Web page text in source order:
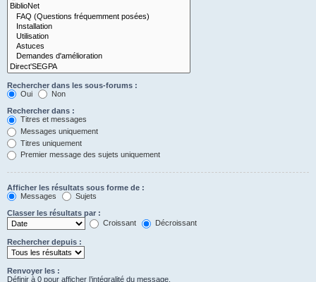
Rechercher dans les sous-forums :
Oui
Non
Rechercher dans :
Titres et messages
Messages uniquement
Titres uniquement
Premier message des sujets uniquement
Afficher les résultats sous forme de :
Messages
Sujets
Classer les résultats par :
Croissant
Décroissant
Rechercher depuis :
Renvoyer les :
Définir à 0 pour afficher l’intégralité du message.